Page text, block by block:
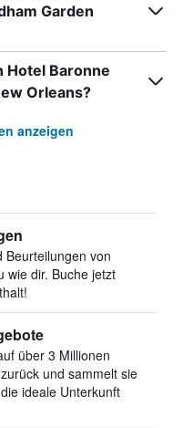
Garden
Hotel Baronne
Orleans?
anzeigen
Beurteilungen von
wie dir. Buche jetzt
über 3 Millionen
und sammelt sie
ideale Unterkunft